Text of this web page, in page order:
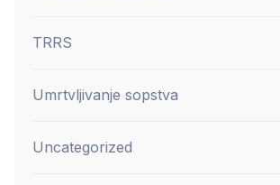
TRRS
Umrtvljivanje sopstva
Uncategorized